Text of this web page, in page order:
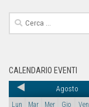
CALENDARIO EVENTI
Agosto
Lun Mar Mer Gio Ven